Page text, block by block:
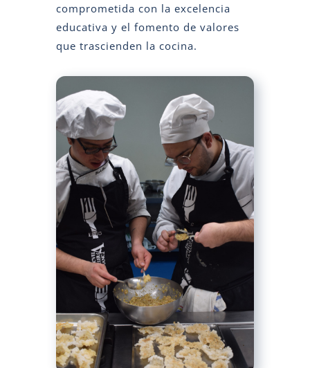
comprometida con la excelencia
educativa y el fomento de valores
que trascienden la cocina.